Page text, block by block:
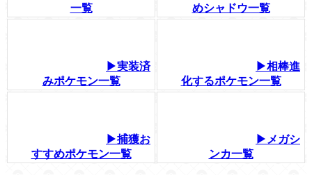
一覧
めシャドウ一覧
▶実装済
みポケモン一覧
▶相棒進
化するポケモン一覧
▶捕獲お
すすめポケモン一覧
▶メガシ
ンカ一覧